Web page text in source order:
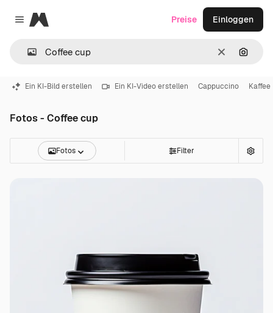
Close menu
Magnific
LöschenNach
Preise Einloggen
Ein KI-Bild erstellen Ein KI-Video erstellen Cappuccino Kaffee
Fotos - Coffee cup
Fotos Filter